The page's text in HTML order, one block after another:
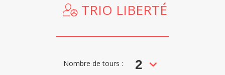
TRIO LIBERTÉ
Nombre de tours :